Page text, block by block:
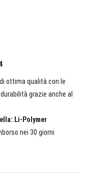
ottima qualità con le
grazie anche al
Li-Polymer
nei 30 giorni